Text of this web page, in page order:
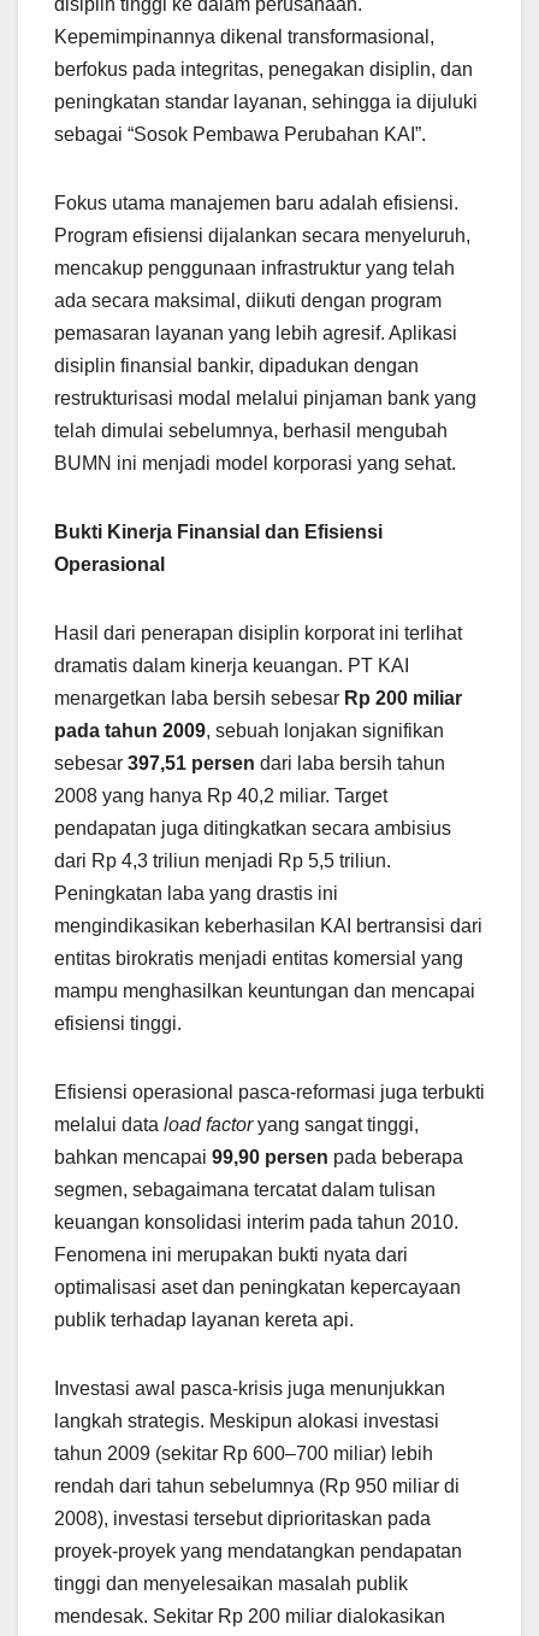
disiplin tinggi ke dalam perusahaan.
Kepemimpinannya dikenal transformasional,
berfokus pada integritas, penegakan disiplin, dan
peningkatan standar layanan, sehingga ia dijuluki
sebagai “Sosok Pembawa Perubahan KAI”.
Fokus utama manajemen baru adalah efisiensi.
Program efisiensi dijalankan secara menyeluruh,
mencakup penggunaan infrastruktur yang telah
ada secara maksimal, diikuti dengan program
pemasaran layanan yang lebih agresif. Aplikasi
disiplin finansial bankir, dipadukan dengan
restrukturisasi modal melalui pinjaman bank yang
telah dimulai sebelumnya, berhasil mengubah
BUMN ini menjadi model korporasi yang sehat.
Bukti Kinerja Finansial dan Efisiensi
Operasional
Hasil dari penerapan disiplin korporat ini terlihat
dramatis dalam kinerja keuangan. PT KAI
menargetkan laba bersih sebesar Rp 200 miliar
pada tahun 2009, sebuah lonjakan signifikan
sebesar 397,51 persen dari laba bersih tahun
2008 yang hanya Rp 40,2 miliar. Target
pendapatan juga ditingkatkan secara ambisius
dari Rp 4,3 triliun menjadi Rp 5,5 triliun.
Peningkatan laba yang drastis ini
mengindikasikan keberhasilan KAI bertransisi dari
entitas birokratis menjadi entitas komersial yang
mampu menghasilkan keuntungan dan mencapai
efisiensi tinggi.
Efisiensi operasional pasca-reformasi juga terbukti
melalui data load factoryang sangat tinggi,
bahkan mencapai 99,90 persen pada beberapa
segmen, sebagaimana tercatat dalam tulisan
keuangan konsolidasi interim pada tahun 2010.
Fenomena ini merupakan bukti nyata dari
optimalisasi aset dan peningkatan kepercayaan
publik terhadap layanan kereta api.
Investasi awal pasca-krisis juga menunjukkan
langkah strategis. Meskipun alokasi investasi
tahun 2009 (sekitar Rp 600–700 miliar) lebih
rendah dari tahun sebelumnya (Rp 950 miliar di
2008), investasi tersebut diprioritaskan pada
proyek-proyek yang mendatangkan pendapatan
tinggi dan menyelesaikan masalah publik
mendesak. Sekitar Rp 200 miliar dialokasikan